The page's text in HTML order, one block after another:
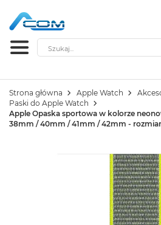
Szukaj
Strona główna Apple Watch
Paski do Apple Watch
Apple Opaska sportowa w kolorze
38mm / 40mm / 41mm / 42mm -